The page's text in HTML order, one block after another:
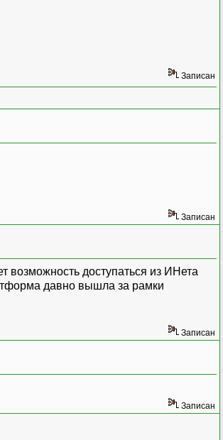
Записан
Записан
возможность доступаться из ИНета
давно вышла за рамки
Записан
Записан